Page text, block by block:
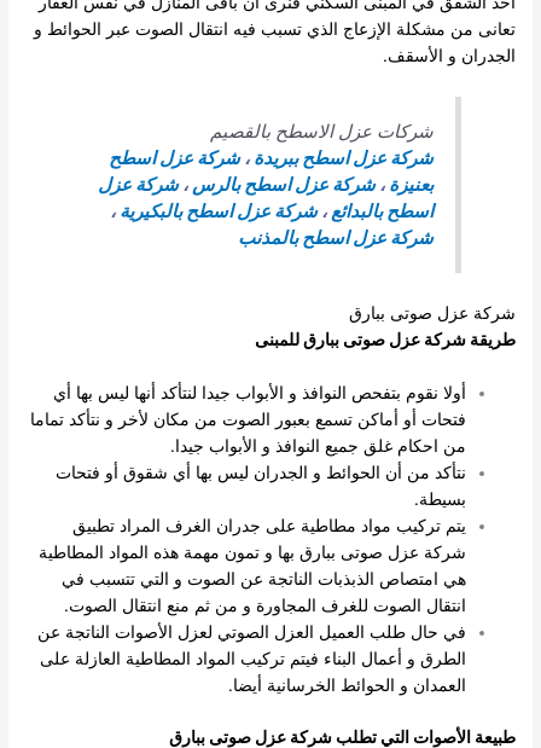
تعانى من مشكلة الإزعاج الذي تسبب فيه انتقال الصوت عبر الحوائط و
الجدران و الأسقف.
شركات عزل الاسطح بالقصيم
شركة عزل اسطح ببريدة ،شركة عزل اسطح
بعنيزة ، شركة عزل اسطح بالرس ،شركة عزل
اسطح بالبدائع ،شركة عزل اسطح بالبكيرية ،
شركة عزل اسطح بالمذنب
شركة عزل صوتى ببارق
طريقة شركة عزل صوتى ببارق للمبنى
أولا نقوم بتفحص النوافذ و الأبواب جيدا لنتأكد أنها ليس بها أي
فتحات أو أماكن تسمع بعبور الصوت من مكان لأخر و نتأكد تماما
من احكام غلق جميع النوافذ و الأبواب جيدا.
نتأكد من أن الحوائط و الجدران ليس بها أي شقوق أو فتحات
بسيطة.
يتم تركيب مواد مطاطية على جدران الغرف المراد تطبيق
شركة عزل صوتى ببارق بها و تمون مهمة هذه المواد المطاطية
هي امتصاص الذبذبات الناتجة عن الصوت و التي تتسبب في
انتقال الصوت للغرف المجاورة و من ثم منع انتقال الصوت.
في حال طلب العميل العزل الصوتي لعزل الأصوات الناتجة عن
الطرق و أعمال البناء فيتم تركيب المواد المطاطية العازلة على
العمدان و الحوائط الخرسانية أيضا.
طبيعة الأصوات التي تطلب شركة عزل صوتى ببارق